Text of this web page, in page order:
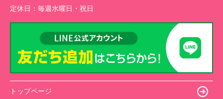
定休日： 毎週水曜日・祝日
トップページ